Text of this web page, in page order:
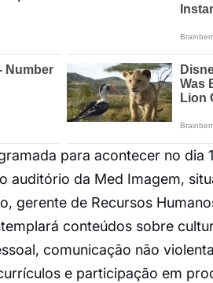
para acontecer no dia
auditório da Med Imagem,
gerente de Recursos
conteúdos sobre
comunicação não
e participação em